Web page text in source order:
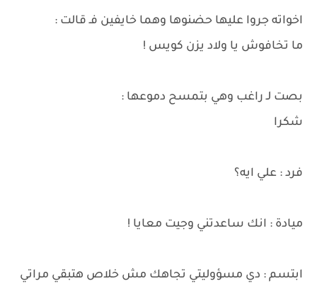
اخواته جروا عليها حضنوها وهما خايفين فـ قالت :
ما تخافوش يا ولاد يزن كويس !
بصت لـ راغب وهي بتمسح دموعها :
شكرا
فرد : علي ايه؟
ميادة : انك ساعدتني وجيت معايا !
ابتسم : دي مسؤوليتي تجاهك مش خلاص هتبقي مراتي